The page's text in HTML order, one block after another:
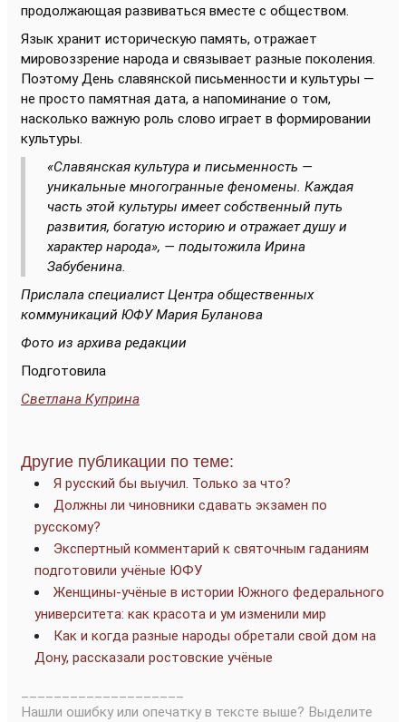
продолжающая развиваться вместе с обществом.
Язык хранит историческую память, отражает
мировоззрение народа и связывает разные поколения.
Поэтому День славянской письменности и культуры —
не просто памятная дата, а напоминание о том,
насколько важную роль слово играет в формировании
культуры.
«Славянская культура и письменность —
уникальные многогранные феномены. Каждая
часть этой культуры имеет собственный путь
развития, богатую историю и отражает душу и
характер народа», — подытожила Ирина
Забубенина.
Прислала специалист Центра общественных
коммуникаций ЮФУ Мария Буланова
Фото из архива редакции
Подготовила
Светлана Куприна
Другие публикации по теме:
Я русский бы выучил. Только за что?
Должны ли чиновники сдавать экзамен по
русскому?
Экспертный комментарий к святочным гаданиям
подготовили учёные ЮФУ
Женщины-учёные в истории Южного федерального
университета: как красота и ум изменили мир
Как и когда разные народы обретали свой дом на
Дону, рассказали ростовские учёные
Нашли ошибку или опечатку в тексте выше? Выделите